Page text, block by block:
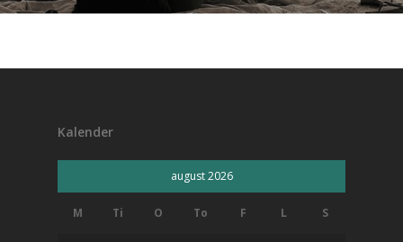
Kalender
august 2026
M Ti O To F L S